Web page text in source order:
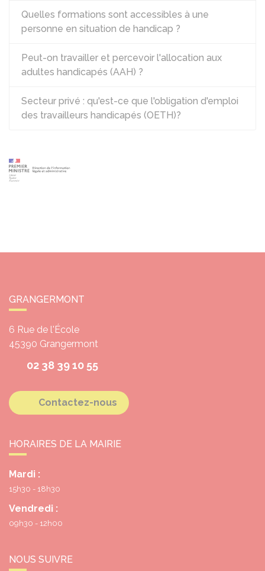
Quelles formations sont accessibles à une
personne en situation de handicap ?
Peut-on travailler et percevoir l'allocation aux
adultes handicapés (AAH) ?
Secteur privé : qu'est-ce que l'obligation d'emploi
des travailleurs handicapés (OETH)?
GRANGERMONT
6 Rue de l'École
45390 Grangermont
02 38 39 10 55
Contactez-nous
HORAIRES DE LA MAIRIE
Mardi :
15h30 - 18h30
Vendredi :
09h30 - 12h00
NOUS SUIVRE